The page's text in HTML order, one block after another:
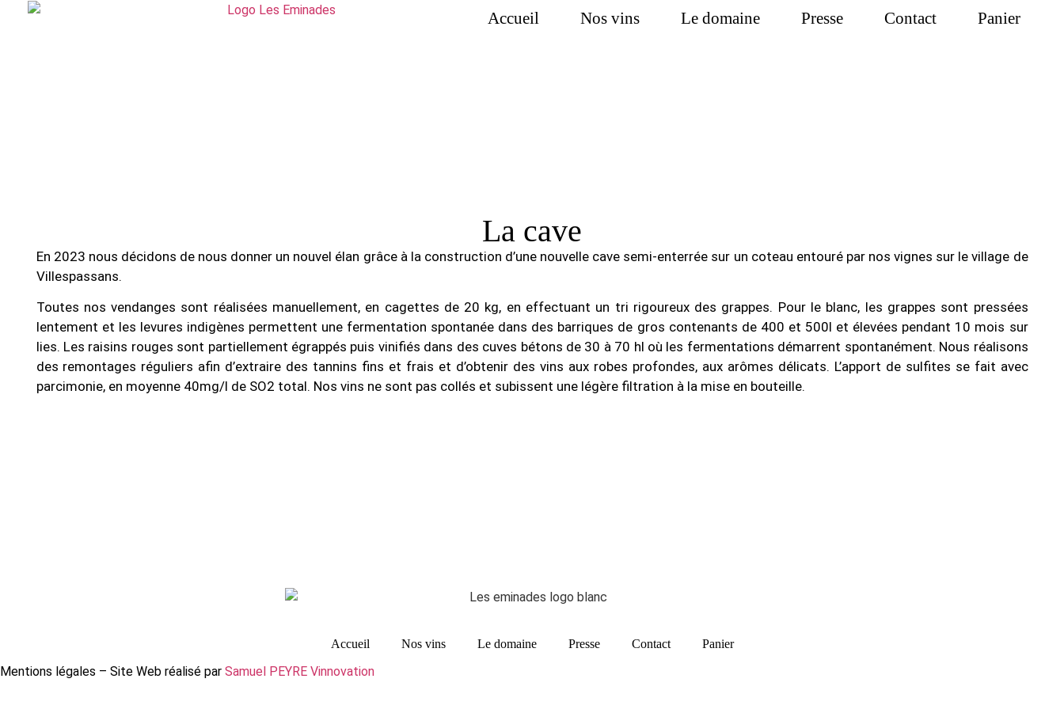
Accueil Nos vins Le domaine Presse Contact Panier
La cave
En 2023 nous décidons de nous donner un nouvel élan grâce à la construction d’une nouvelle cave semi-enterrée sur un coteau entouré par nos vignes sur le village de
Villespassans.
Toutes nos vendanges sont réalisées manuellement, en cagettes de 20 kg, en effectuant un tri rigoureux des grappes. Pour le blanc, les grappes sont pressées
lentement et les levures indigènes permettent une fermentation spontanée dans des barriques de gros contenants de 400 et 500l et élevées pendant 10 mois sur
lies. Les raisins rouges sont partiellement égrappés puis vinifiés dans des cuves bétons de 30 à 70 hl où les fermentations démarrent spontanément. Nous réalisons
des remontages réguliers afin d’extraire des tannins fins et frais et d’obtenir des vins aux robes profondes, aux arômes délicats. L’apport de sulfites se fait avec
parcimonie, en moyenne 40mg/l de SO2 total. Nos vins ne sont pas collés et subissent une légère filtration à la mise en bouteille.
Accueil Nos vins Le domaine Presse Contact Panier
Mentions légales – Site Web réalisé par Samuel PEYRE Vinnovation